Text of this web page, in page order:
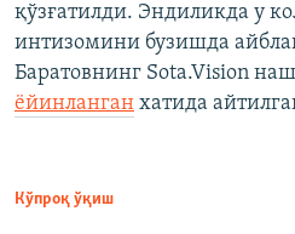
қўзғатилди. Эндиликда у
интизомини бузишда
Баратовнинг Sota.Vision
ёйинланган хатида
Кўпроқ ўқиш